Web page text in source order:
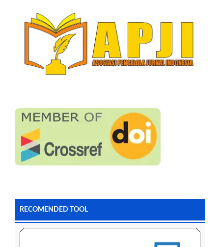
RECOMENDED TOOL